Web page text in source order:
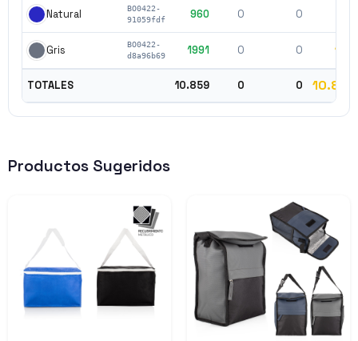
Natural
BO0422-
91059fdf
960 0 0
Gris
BO0422-
d8a96b69
1991 0 0 1991
TOTALES 10.859 0 0 10.859
Productos Sugeridos